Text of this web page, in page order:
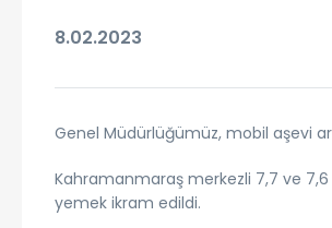
8.02.2023
Genel Müdürlüğümüz, mobil aşevi
Kahramanmaraş merkezli 7,7 ve
yemek ikram edildi.